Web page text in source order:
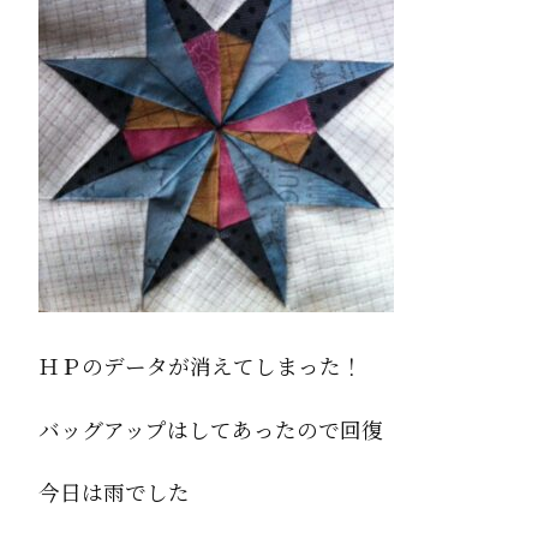
ＨＰのデータが消えてしまった！
バッグアップはしてあったので回復
今日は雨でした